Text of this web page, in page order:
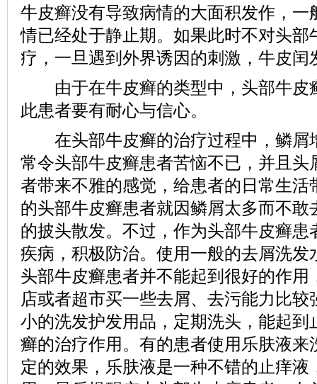
牛皮癣没有导致病情的大面积发作，一
情已经处于静止期。如果此时不对头部
疗，一旦遇到外界诱因的刺激，牛皮闰
由于在牛皮癣的类型中，头部牛皮
此患者要有耐心与信心。
在头部牛皮癣的治疗过程中，鳞屑
常令头部牛皮癣患者苦恼不已，并且头
者带来不雅的感觉，给患者的日常生活
的头部牛皮癣患者就因鳞屑太多而不敢
的披头散发。不过，作为头部牛皮癣患
疾病，积极防治。使用一般的去屑洗发
头部牛皮癣患者并不能起到很好的作用
店或者超市买一些去屑、去污能力比较
小的洗发护发用品，定期洗头，能起到
癣的治疗作用。有的患者使用乐肤液来
定的效果，乐肤液是一种不错的止痒液